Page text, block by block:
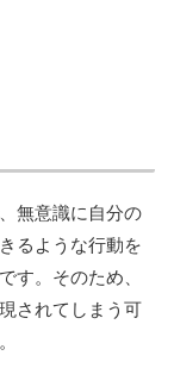
無意識に自分の
るような行動を
す。そのため、
されてしまう可